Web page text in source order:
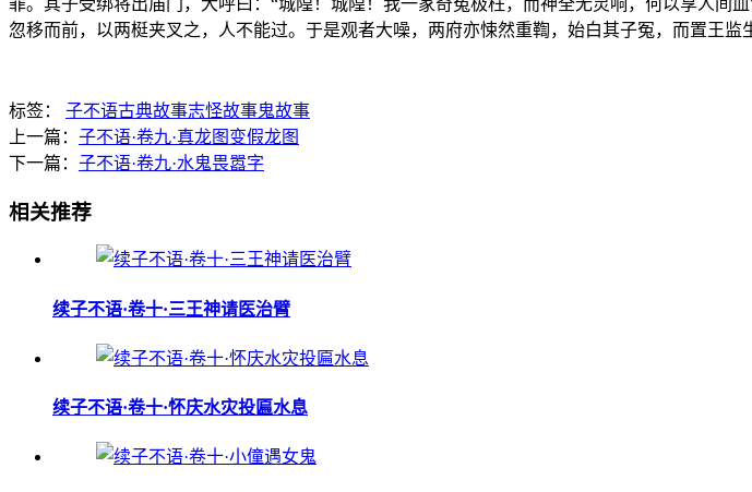
忽移而前，以两梃夹叉之，人不能过。于是观者大噪，两府亦悚然重鞫，始白其子冤，而置王监
标签： 子不语古典故事志怪故事鬼故事
上一篇： 子不语·卷九·真龙图变假龙图
下一篇： 子不语·卷九·水鬼畏嚣字
相关推荐
续子不语·卷十·三王神请医治臂
续子不语·卷十·怀庆水灾投匾水息